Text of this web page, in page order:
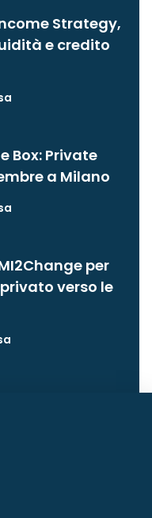
Strategy,
e credito
Box: Private
a Milano
per
verso le